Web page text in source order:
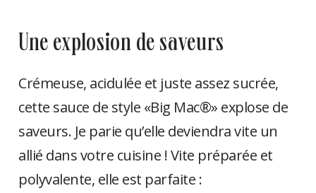
une explosion de saveurs
Crémeuse, acidulée et juste assez sucrée,
cette sauce de style «Big Mac®» explose de
saveurs. Je parie qu’elle deviendra vite un
allié dans votre cuisine ! Vite préparée et
polyvalente, elle est parfaite :